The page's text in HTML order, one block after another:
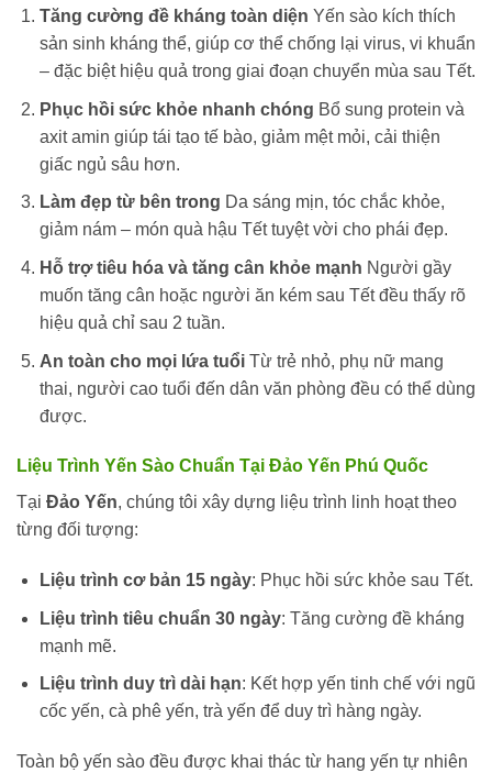
Tăng cường đề kháng toàn diện Yến sào kích thích
sản sinh kháng thể, giúp cơ thể chống lại virus, vi khuẩn
– đặc biệt hiệu quả trong giai đoạn chuyển mùa sau Tết.
Phục hồi sức khỏe nhanh chóng Bổ sung protein và
axit amin giúp tái tạo tế bào, giảm mệt mỏi, cải thiện
giấc ngủ sâu hơn.
Làm đẹp từ bên trong Da sáng mịn, tóc chắc khỏe,
giảm nám – món quà hậu Tết tuyệt vời cho phái đẹp.
Hỗ trợ tiêu hóa và tăng cân khỏe mạnh Người gầy
muốn tăng cân hoặc người ăn kém sau Tết đều thấy rõ
hiệu quả chỉ sau 2 tuần.
An toàn cho mọi lứa tuổiTừ trẻ nhỏ, phụ nữ mang
thai, người cao tuổi đến dân văn phòng đều có thể dùng
được.
Liệu Trình Yến Sào Chuẩn Tại Đảo Yến Phú Quốc
Tại Đảo Yến, chúng tôi xây dựng liệu trình linh hoạt theo
từng đối tượng:
Liệu trình cơ bản 15 ngày: Phục hồi sức khỏe sau Tết.
Liệu trình tiêu chuẩn 30 ngày: Tăng cường đề kháng
mạnh mẽ.
Liệu trình duy trì dài hạn: Kết hợp yến tinh chế với ngũ
cốc yến, cà phê yến, trà yến để duy trì hàng ngày.
Toàn bộ yến sào đều được khai thác từ hang yến tự nhiên